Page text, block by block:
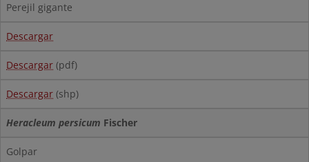
Perejil gigante
Descargar
Descargar (pdf)
Descargar (shp)
Heracleum persicum Fischer
Golpar